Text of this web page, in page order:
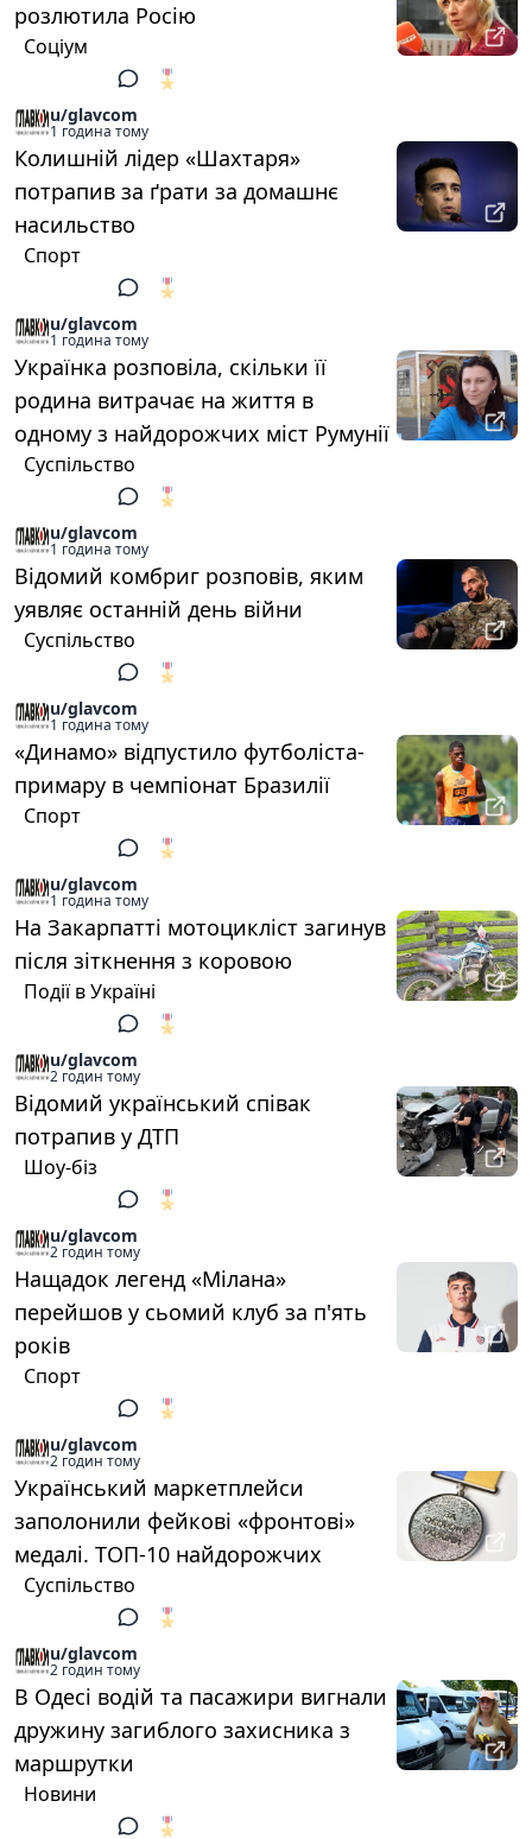
розлютила Росію
Соціум
🎖️
u/glavcom
1 година тому
Колишній лідер «Шахтаря»
потрапив за ґрати за домашнє
насильство
Спорт
🎖️
u/glavcom
1 година тому
Українка розповіла, скільки її
родина витрачає на життя в
одному з найдорожчих міст Румунії
Суспільство
🎖️
u/glavcom
1 година тому
Відомий комбриг розповів, яким
уявляє останній день війни
Суспільство
🎖️
u/glavcom
1 година тому
«Динамо» відпустило футболіста-
примару в чемпіонат Бразилії
Спорт
🎖️
u/glavcom
1 година тому
На Закарпатті мотоцикліст загинув
після зіткнення з коровою
Події в Україні
🎖️
u/glavcom
2 годин тому
Відомий український співак
потрапив у ДТП
Шоу-біз
🎖️
u/glavcom
2 годин тому
Нащадок легенд «Мілана»
перейшов у сьомий клуб за п'ять
років
Спорт
🎖️
u/glavcom
2 годин тому
Український маркетплейси
заполонили фейкові «фронтові»
медалі. ТОП-10 найдорожчих
Суспільство
🎖️
u/glavcom
2 годин тому
В Одесі водій та пасажири вигнали
дружину загиблого захисника з
маршрутки
Новини
🎖️